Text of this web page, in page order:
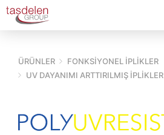
ÜRÜNLER
FONKSİYONEL İPLİKLER
UV DAYANIMI ARTTIRILMIŞ İPLIKLER